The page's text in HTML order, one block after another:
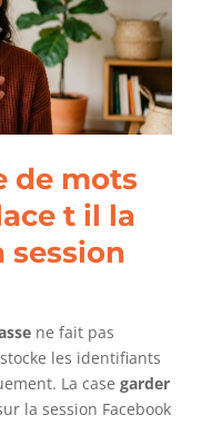
de mots
t il la
session
ne fait pas
les identifiants
La case garder
la session Facebook